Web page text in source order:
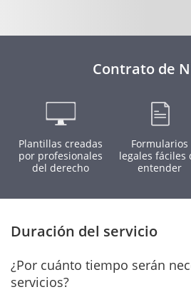
Contrato de
Plantillas creadas
por profesionales
del derecho
Formularios
legales fáciles
entender
Duración del servicio
¿Por cuánto tiempo serán
servicios?